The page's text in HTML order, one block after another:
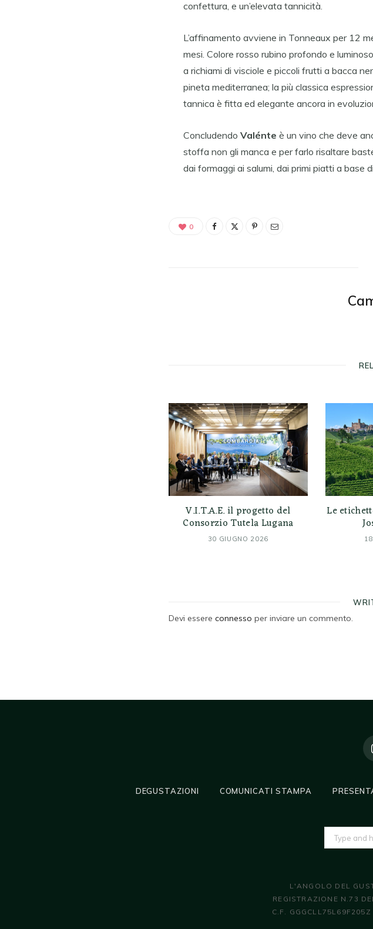
confettura, e un’elevata tannicità.
L’affinamento avviene in Tonneaux per 12
mesi. Colore rosso rubino profondo e
a richiami di visciole e piccoli frutti a bacca
pineta mediterranea; la più classica
tannica è fitta ed elegante ancora in
Concludendo Valénte è un vino che deve
stoffa non gli manca e per farlo risaltare
dai formaggi ai salumi, dai primi piatti a base
0
V.I.T.A.E. il progetto del
Consorzio Tutela Lugana
30 GIUGNO 2026
Le
Devi essereconnesso per inviare un commento.
DEGUSTAZIONI COMUNICATI STAMPA
SEARCH
FOR:
L'ANGOLO DEL
REGISTRAZIONE N.73
C.F. GGGCLL75L69F205Z